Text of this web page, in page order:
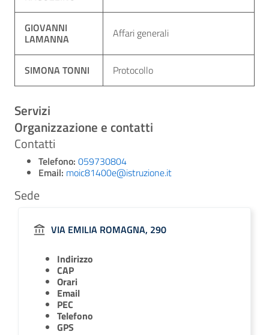
GIOVANNI
LAMANNA Affari generali
SIMONA TONNI Protocollo
Servizi
Organizzazione e contatti
Contatti
Telefono: 059730804
Email: moic81400e@istruzione.it
Sede
VIA EMILIA ROMAGNA, 290
Indirizzo
CAP
Orari
Email
PEC
Telefono
GPS